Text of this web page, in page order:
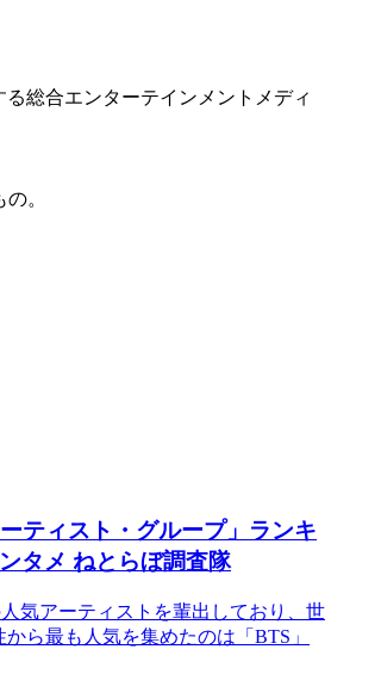
総合エンターテインメントメディ
。
ティスト・グループ」ランキ
タメ ねとらぼ調査隊
気アーティストを輩出しており、世
ら最も人気を集めたのは「BTS」